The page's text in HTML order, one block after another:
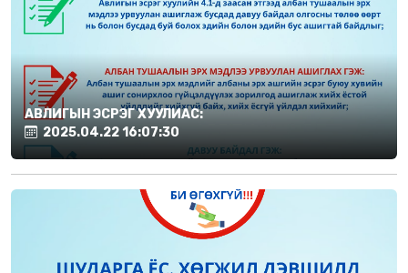
АВЛИГЫН ЭСРЭГ ХУУЛИАС:
2025.04.22 16:07:30